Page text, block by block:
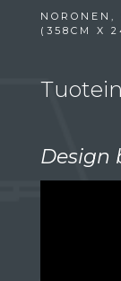
(358CM X
Design